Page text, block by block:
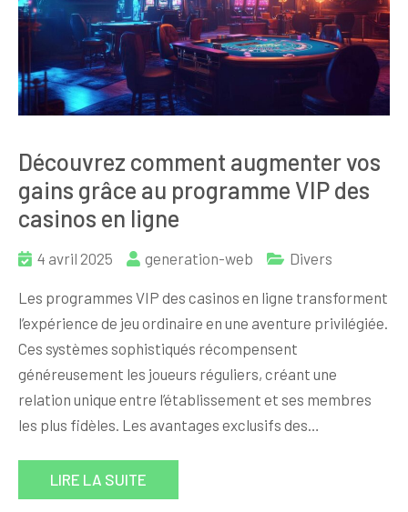
Découvrez comment augmenter vos
gains grâce au programme VIP des
casinos en ligne
4 avril 2025 generation-web Divers
Les programmes VIP des casinos en ligne transforment
l’expérience de jeu ordinaire en une aventure privilégiée.
Ces systèmes sophistiqués récompensent
généreusement les joueurs réguliers, créant une
relation unique entre l’établissement et ses membres
les plus fidèles. Les avantages exclusifs des…
LIRE LA SUITE